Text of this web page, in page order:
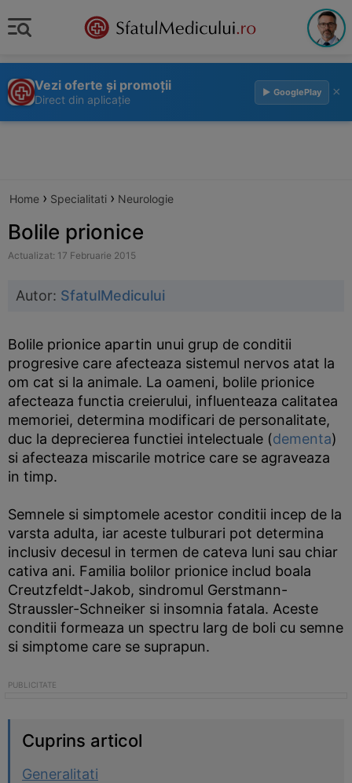
Vezi oferte și promoții
Direct din aplicație
▶ GooglePlay ×
Home › Specialitati › Neurologie
Bolile prionice
Actualizat: 17 Februarie 2015
Autor: SfatulMedicului
Bolile prionice apartin unui grup de conditii
progresive care afecteaza sistemul nervos atat la
om cat si la animale. La oameni, bolile prionice
afecteaza functia creierului, influenteaza calitatea
memoriei, determina modificari de personalitate,
duc la deprecierea functiei intelectuale (dementa)
si afecteaza miscarile motrice care se agraveaza
in timp.
Semnele si simptomele acestor conditii incep de la
varsta adulta, iar aceste tulburari pot determina
inclusiv decesul in termen de cateva luni sau chiar
cativa ani. Familia bolilor prionice includ boala
Creutzfeldt-Jakob, sindromul Gerstmann-
Straussler-Schneiker si insomnia fatala. Aceste
conditii formeaza un spectru larg de boli cu semne
si simptome care se suprapun.
Cuprins articol
Generalitati